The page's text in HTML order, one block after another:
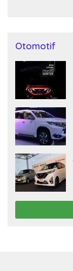
Otomotif